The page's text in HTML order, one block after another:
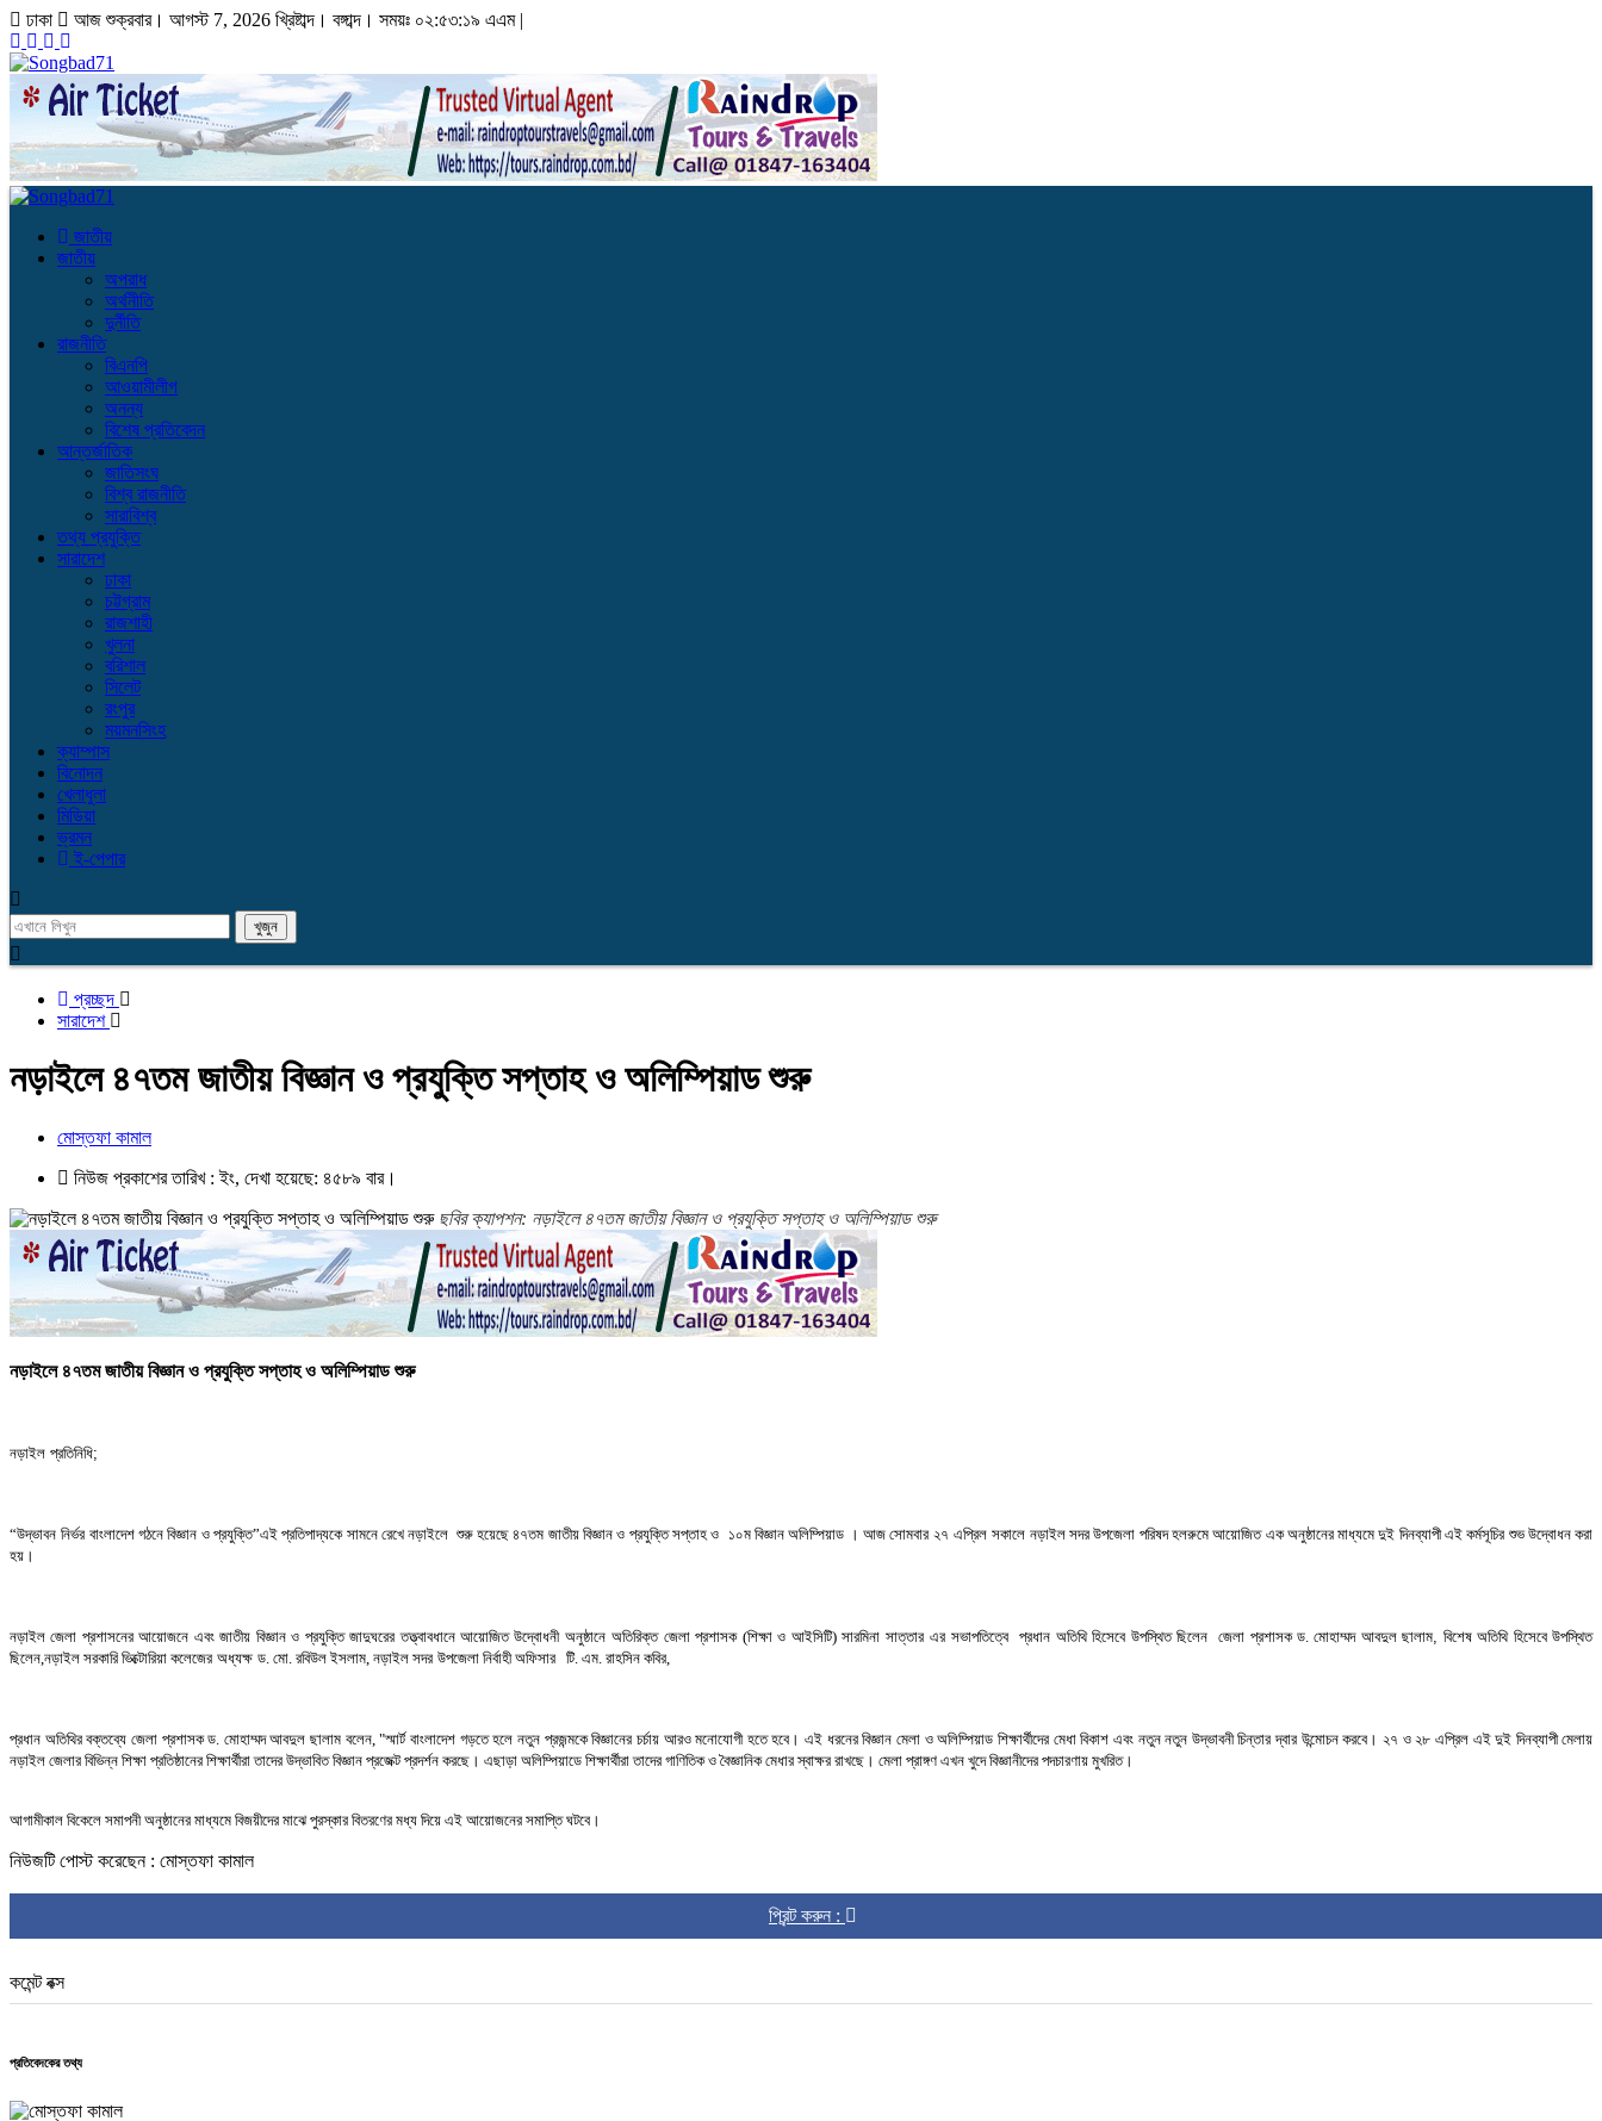
ঢাকা আজ শুক্রবার। আগস্ট 7, 2026 খ্রিষ্টাব্দ। বঙ্গাব্দ। সময়ঃ ০২:৫৩:২০ এএম |
জাতীয়
জাতীয়
অপরাধ
অর্থনীতি
দুর্নীতি
রাজনীতি
বিএনপি
আওয়ামীলীগ
অনন্য
বিশেষ প্রতিবেদন
আন্তর্জাতিক
জাতিসংঘ
বিশ্ব রাজনীতি
সারাবিশ্ব
তথ্য প্রযুক্তি
সারাদেশ
ঢাকা
চট্টগ্রাম
রাজশাহী
খুলনা
বরিশাল
সিলেট
রংপুর
ময়মনসিংহ
ক্যাম্পাস
বিনোদন
খেলাধুলা
মিডিয়া
ভ্রমন
ই-পেপার
প্রচ্ছদ
সারাদেশ
নড়াইলে ৪৭তম জাতীয় বিজ্ঞান ও প্রযুক্তি সপ্তাহ ও অলিম্পিয়াড শুরু
মোস্তফা কামাল
নিউজ প্রকাশের তারিখ : ইং, দেখা হয়েছে: ৪৫৮৯ বার।
ছবির ক্যাপশন: নড়াইলে ৪৭তম জাতীয় বিজ্ঞান ও প্রযুক্তি সপ্তাহ ও অলিম্পিয়াড শুরু
নড়াইলে ৪৭তম জাতীয় বিজ্ঞান ও প্রযুক্তি সপ্তাহ ও অলিম্পিয়াড শুরু
নড়াইল প্রতিনিধি;
​“উদ্ভাবন নির্ভর বাংলাদেশ গঠনে বিজ্ঞান ও প্রযুক্তি”এই প্রতিপাদ্যকে সামনে রেখে নড়াইলে শুরু হয়েছে ৪৭তম জাতীয় বিজ্ঞান ও প্রযুক্তি সপ্তাহ ও ১০ম বিজ্ঞান অলিম্পিয়াড । আজ সোমবার ২৭ এপ্রিল সকালে নড়াইল সদর উপজেলা পরিষদ হলরুমে আয়োজিত এক অনুষ্ঠানের মাধ্যমে দুই দিনব্যাপী এই কর্মসূচির শুভ উদ্বোধন করা
হয়।
নড়াইল জেলা প্রশাসনের আয়োজনে এবং জাতীয় বিজ্ঞান ও প্রযুক্তি জাদুঘরের তত্ত্বাবধানে আয়োজিত উদ্বোধনী অনুষ্ঠানে অতিরিক্ত জেলা প্রশাসক(শিক্ষা ও আইসিটি)সারমিনা সাত্তার এর সভাপতিত্বে প্রধান অতিথি হিসেবে উপস্থিত ছিলেন জেলা প্রশাসক ড.মোহাম্মদ আবদুল ছালাম, বিশেষ অতিথি হিসেবে উপস্থিত
ছিলেন নড়াইল সরকারি ভিক্টোরিয়া কলেজের অধ্যক্ষ ড মো রবিউল ইসলাম নড়াইল সদর উপজেলা নির্বাহী অফিসার টি এম রাহসিন কবির
প্রধান অতিথির বক্তব্যে জেলা প্রশাসক ড মোহাম্মদ আবদুল ছালাম বলেন, "স্মার্ট বাংলাদেশ গড়তে হলে নতুন প্রজন্মকে বিজ্ঞানের চর্চায় আরও মনোযোগী হতে হবে। এই ধরনের বিজ্ঞান মেলা ও অলিম্পিয়াড শিক্ষার্থীদের মেধা বিকাশ এবং নতুন নতুন উদ্ভাবনী চিন্তার দ্বার উন্মোচন করবে। ২৭ ও ২৮ এপ্রিল এই দুই দিনব্যাপী মেলায়
নড়াইল জেলার বিভিন্ন শিক্ষা প্রতিষ্ঠানের শিক্ষার্থীরা তাদের উদ্ভাবিত বিজ্ঞান প্রজেক্ট প্রদর্শন করছে। এছাড়া অলিম্পিয়াডে শিক্ষার্থীরা তাদের গাণিতিক ও বৈজ্ঞানিক মেধার স্বাক্ষর রাখছে। মেলা প্রাঙ্গণ এখন খুদে বিজ্ঞানীদের পদচারণায় মুখরিত।
আগামীকাল বিকেলে সমাপনী অনুষ্ঠানের মাধ্যমে বিজয়ীদের মাঝে পুরস্কার বিতরণের মধ্য দিয়ে এই আয়োজনের সমাপ্তি ঘটবে।
নিউজটি পোস্ট করেছেন : মোস্তফা কামাল
প্রিন্ট করুন :
কমেন্ট বক্স
প্রতিবেদকের তথ্য